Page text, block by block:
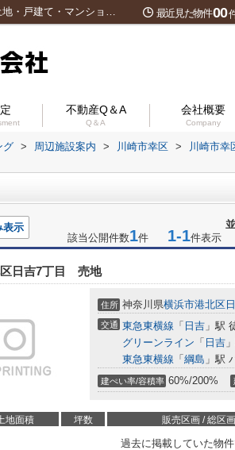
ローソン 南加瀬五丁目店周辺の物件一覧｜横浜市鶴見区の土地・戸建て・マンションは吉田ビルディング 最近見た物件00
不動産Q＆A
Q＆A
会社概要
Company
グ > 周辺施設案内 > 川崎市幸区 > 川崎市幸
表示
該当公開件数1件 1-1件表示
日吉7丁目 売地
住所 神奈川県横浜市港北区
交通 東急東横線 「 日吉 」駅
グリーンライン 「 日吉
東急東横線 「 綱島 」駅
建ぺい率/容積率 60%/200%
地面積 坪数 販売区画 / 総区
過去に掲載していた物件